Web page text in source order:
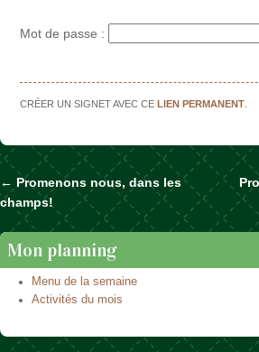
Mot de passe :
CRÉER UN SIGNET AVEC CELIEN PERMANENT
Naviguer dans les
← Promenons nous, dans les
champs!
Mon planning
Menu de la semaine
Activités du mois